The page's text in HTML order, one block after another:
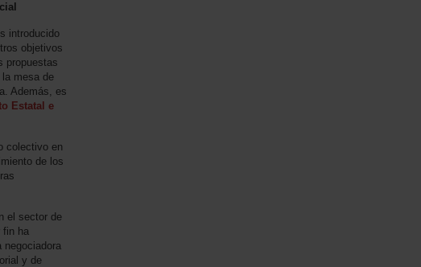
introducido
objetivos
propuestas
mesa de
Además, es
Estatal e
colectivo en
de los
el sector de
fin ha
negociadora
y de